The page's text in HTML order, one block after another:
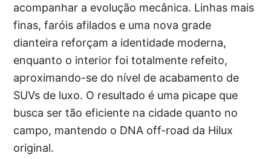
acompanhar a evolução mecânica. Linhas mais
finas, faróis afilados e uma nova grade
dianteira reforçam a identidade moderna,
enquanto o interior foi totalmente refeito,
aproximando-se do nível de acabamento de
SUVs de luxo. O resultado é uma picape que
busca ser tão eficiente na cidade quanto no
campo, mantendo o DNA off-road da Hilux
original.